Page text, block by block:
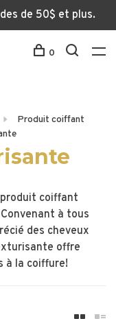
de 50$ et plus.
0
Produit coiffant
coiffant
à tous
des cheveux
offre
à la coiffure!